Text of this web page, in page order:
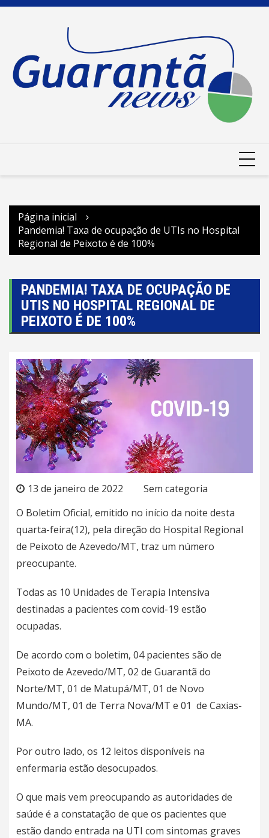
Ir
Página inicial
Pandemia! Taxa de ocupação de UTIs no Hospital
Regional de Peixoto é de 100%
PANDEMIA! TAXA DE OCUPAÇÃO DE
UTIS NO HOSPITAL REGIONAL DE
PEIXOTO É DE 100%
13 de janeiro de 2022
Sem categoria
O Boletim Oficial, emitido no início da noite desta
quarta-feira(12), pela direção do Hospital Regional
de Peixoto de Azevedo/MT, traz um número
preocupante.
Todas as 10 Unidades de Terapia Intensiva
destinadas a pacientes com covid-19 estão
ocupadas.
De acordo com o boletim, 04 pacientes são de
Peixoto de Azevedo/MT, 02 de Guarantã do
Norte/MT, 01 de Matupá/MT, 01 de Novo
Mundo/MT, 01 de Terra Nova/MT e 01 de Caxias-
MA.
Por outro lado, os 12 leitos disponíveis na
enfermaria estão desocupados.
O que mais vem preocupando as autoridades de
saúde é a constatação de que os pacientes que
estão dando entrada na UTI com sintomas graves